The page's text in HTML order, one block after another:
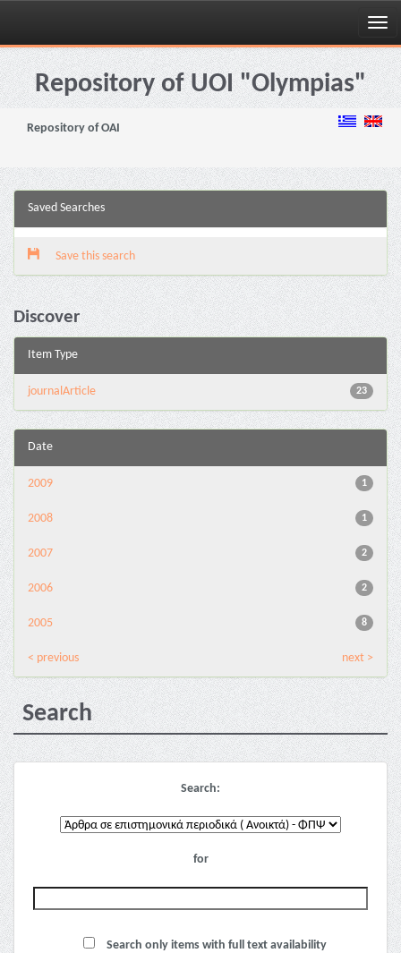
Skip
navigationRepository of UOI "Olympias"
Repository of OAI
Saved Searches
Save this search
Discover
Item Type
23
journalArticle
Date
1
2009
1
2008
2
2007
2
2006
8
2005
< previous next >
Search
Search:
for
Search only items with full text availability